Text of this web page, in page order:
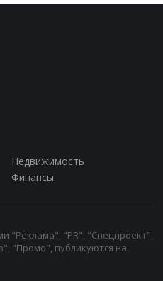
Недвижимость
Финансы
"Реклама", "PR", "Спецпроект",
"Промо", публикуются на